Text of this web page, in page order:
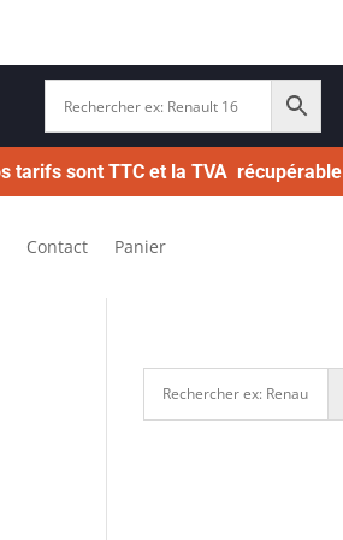
tarifs sont TTC et la TVA récupérable
Contact Panier